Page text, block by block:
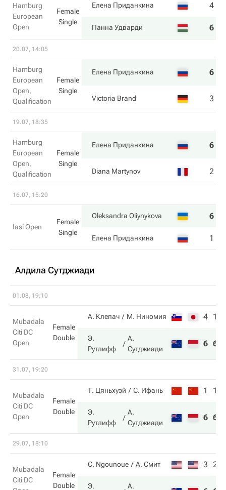
Hamburg
European
Open
Female
Single
Елена Приданкина 4
Панна Удварди 6
20.07, 14:05
Hamburg
European
Open,
Qualification
Female
Single
Елена Приданкина 6
Victoria Brand 3
19.07, 18:35
Hamburg
European
Open,
Qualification
Female
Single
Елена Приданкина 6
Diana Martynov 2
16.07, 15:20
Iasi Open
Female
Single
Oleksandra Oliynykova 6
Елена Приданкина 1
Алдила Сутджиади
01.08, 19:10
Mubadala
Citi DC
Open
Female
Double
А. Клепач М. Ниномия 4 1
Э.
Рутлифф
А.
Сутджиади
6 6
31.07, 19:20
Mubadala
Citi DC
Open
Female
Double
Т. Цяньхуэй С. Ифань 1 1
Э.
Рутлифф
А.
Сутджиади
6 6
29.07, 18:10
Mubadala
Citi DC
Female
Double
C. Ngounoue А. Смит 3 2
Э.
А.